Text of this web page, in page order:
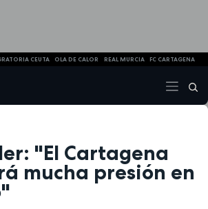
CEUTA OLA DE CALOR REAL MURCIA FC CARTAGENA
"El Cartagena
mucha presión en